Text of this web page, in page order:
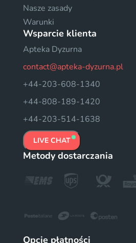
Nasze zasady
Warunki
Wsparcie klienta
Apteka Dyzurna
contact@apteka-dyzurna.pl
+44-203-608-1340
+44-808-189-1420
+44-203-514-1638
LIVE CHAT
Metody dostarczania
Opcje płatności